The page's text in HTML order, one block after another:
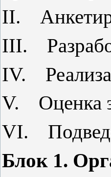
II.
III.
IV.
V. Оценка
VI.
Блок 1.